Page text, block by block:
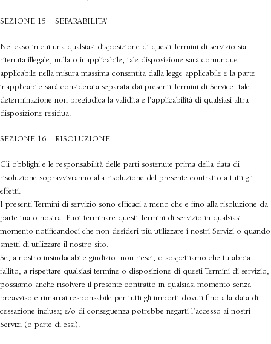
SEZIONE 15 – SEPARABILITA’
Nel caso in cui una qualsiasi disposizione di questi Termini di servizio sia
ritenuta illegale, nulla o inapplicabile, tale disposizione sarà comunque
applicabile nella misura massima consentita dalla legge applicabile e la parte
inapplicabile sarà considerata separata dai presenti Termini di Service, tale
determinazione non pregiudica la validità e l’applicabilità di qualsiasi altra
disposizione residua.
SEZIONE 16 – RISOLUZIONE
Gli obblighi e le responsabilità delle parti sostenute prima della data di
risoluzione sopravvivranno alla risoluzione del presente contratto a tutti gli
effetti.
I presenti Termini di servizio sono efficaci a meno che e fino alla risoluzione da
parte tua o nostra. Puoi terminare questi Termini di servizio in qualsiasi
momento notificandoci che non desideri più utilizzare i nostri Servizi o quando
smetti di utilizzare il nostro sito.
Se, a nostro insindacabile giudizio, non riesci, o sospettiamo che tu abbia
fallito, a rispettare qualsiasi termine o disposizione di questi Termini di servizio,
possiamo anche risolvere il presente contratto in qualsiasi momento senza
preavviso e rimarrai responsabile per tutti gli importi dovuti fino alla data di
cessazione inclusa; e/o di conseguenza potrebbe negarti l’accesso ai nostri
Servizi (o parte di essi).